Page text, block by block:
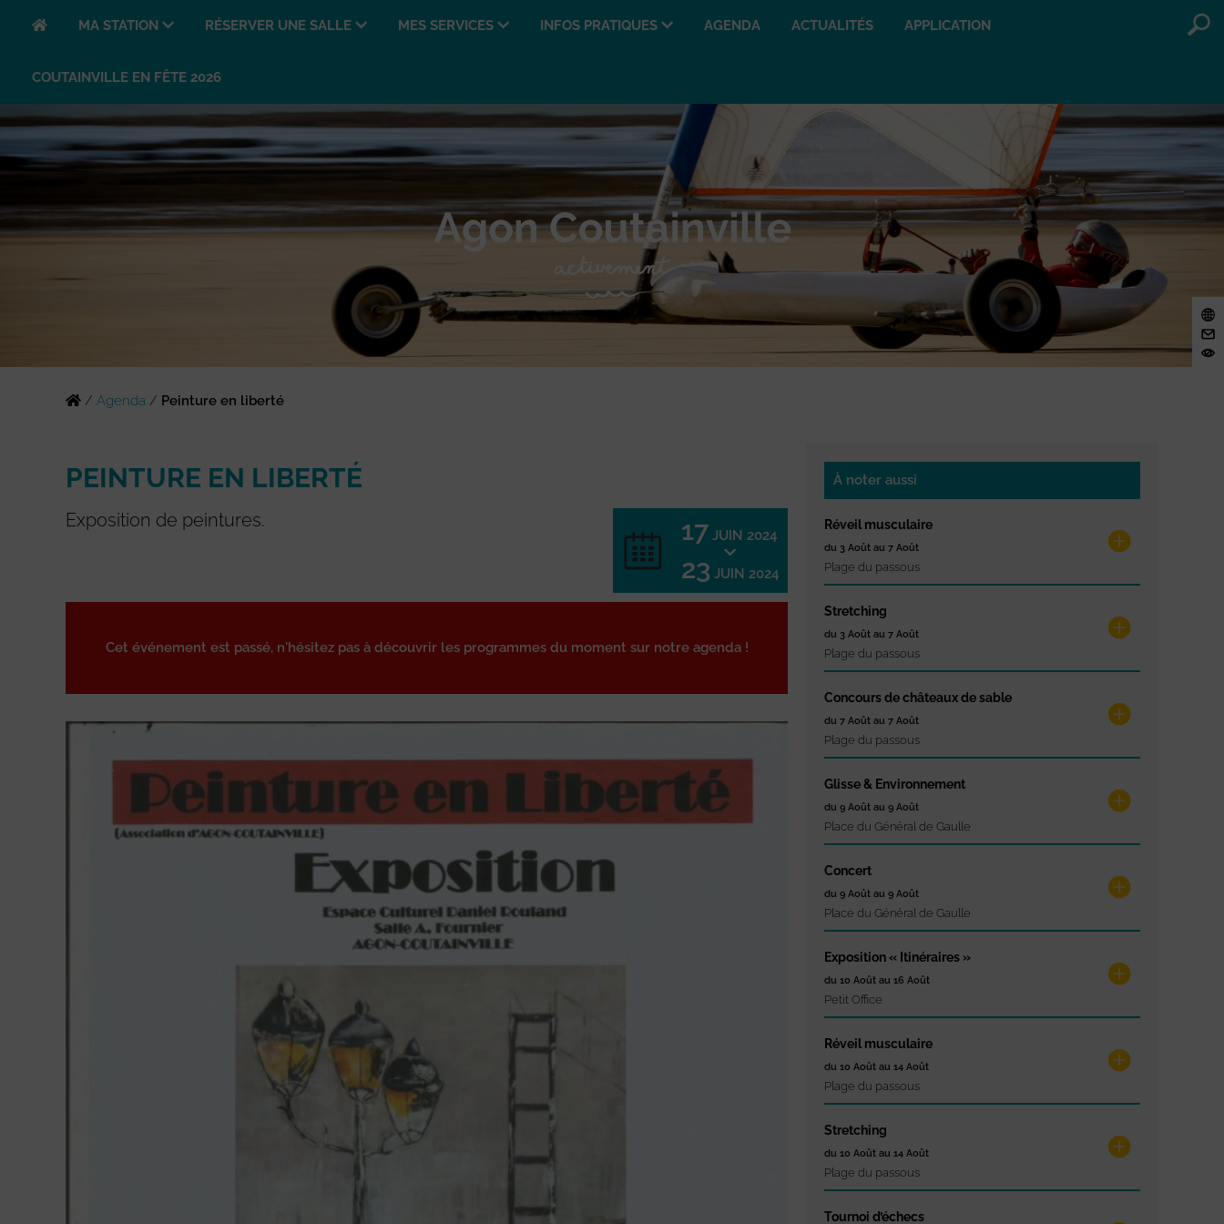
MA STATION RÉSERVER UNE SALLE MES SERVICES INFOS PRATIQUES AGENDA ACTUALITÉS APPLICATION
COUTAINVILLE EN FÊTE 2026
/ Agenda / Peinture en liberté
PEINTURE EN LIBERTÉ
Exposition de peintures. 17 JUIN 2024
23 JUIN 2024
Cet événement est passé, n'hésitez pas à découvrir les programmes du moment sur notre agenda !
À noter aussi
Réveil musculaire
du 3 Août au 7 Août
Plage du passous
Stretching
du 3 Août au 7 Août
Plage du passous
Concours de châteaux de sable
du 7 Août au 7 Août
Plage du passous
Glisse & Environnement
du 9 Août au 9 Août
Place du Général de Gaulle
Concert
du 9 Août au 9 Août
Place du Général de Gaulle
Exposition « Itinéraires »
du 10 Août au 16 Août
Petit Office
Réveil musculaire
du 10 Août au 14 Août
Plage du passous
Stretching
du 10 Août au 14 Août
Plage du passous
Tournoi d’échecs